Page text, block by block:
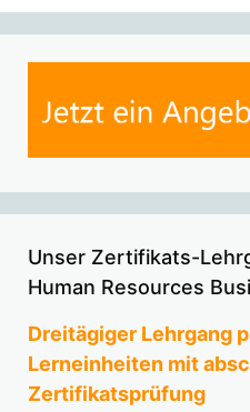
Unser Zertifikats-
Human Resources
Dreitägiger Lehrgang
Lerneinheiten mit
Zertifikatsprüfung